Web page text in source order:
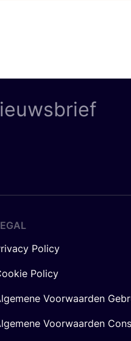
Policy
Policy
Voorwaarden
Voorwaarden